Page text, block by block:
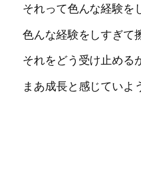
それって色んな経験を
色んな経験をしすぎて
それをどう受け止める
まあ成長と感じていよ